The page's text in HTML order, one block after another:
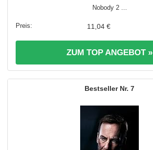
Nobody 2 ...
11,04 €
ZUM TOP ANGEBOT »
7